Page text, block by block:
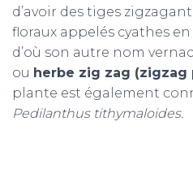
d’avoir des tiges
floraux appelés cyathes
d’où son autre nom
ou herbe zig zag (zigzag
plante est également
Pedilanthus tithymaloides.